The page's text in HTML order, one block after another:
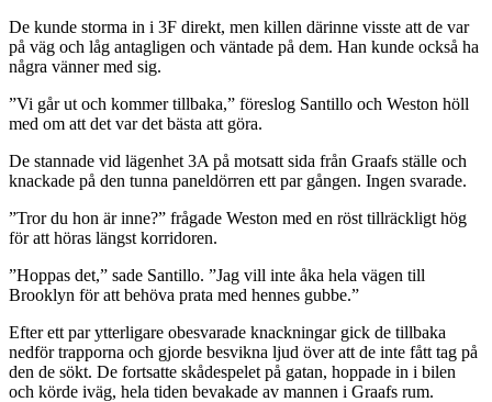
De kunde storma in i 3F direkt, men killen därinne visste att de var
på väg och låg antagligen och väntade på dem. Han kunde också ha
några vänner med sig.
”Vi går ut och kommer tillbaka,” föreslog Santillo och Weston höll
med om att det var det bästa att göra.
De stannade vid lägenhet 3A på motsatt sida från Graafs ställe och
knackade på den tunna paneldörren ett par gången. Ingen svarade.
”Tror du hon är inne?” frågade Weston med en röst tillräckligt hög
för att höras längst korridoren.
”Hoppas det,” sade Santillo. ”Jag vill inte åka hela vägen till
Brooklyn för att behöva prata med hennes gubbe.”
Efter ett par ytterligare obesvarade knackningar gick de tillbaka
nedför trapporna och gjorde besvikna ljud över att de inte fått tag på
den de sökt. De fortsatte skådespelet på gatan, hoppade in i bilen
och körde iväg, hela tiden bevakade av mannen i Graafs rum.